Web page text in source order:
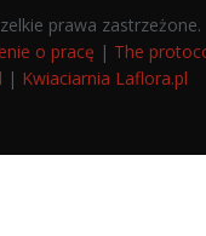
prawa zastrzeżone.
o pracę | The
| Kwiaciarnia Laflora.pl